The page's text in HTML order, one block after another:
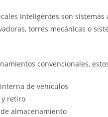
inteligentes son
torres mecánicas o
convencionales,
de vehículos
y retiro
almacenamiento